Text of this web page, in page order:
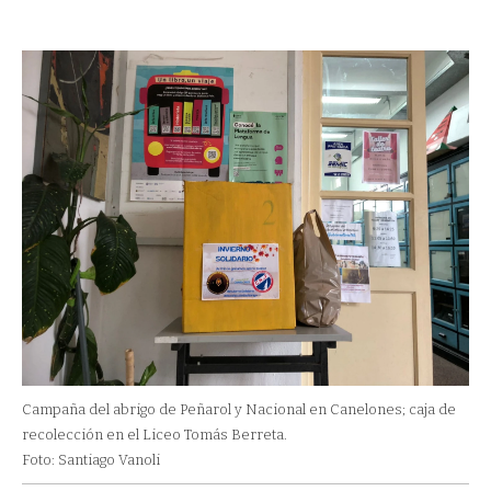
Campaña del abrigo de Peñarol y Nacional en Canelones; caja de
recolección en el Liceo Tomás Berreta.
Foto: Santiago Vanoli